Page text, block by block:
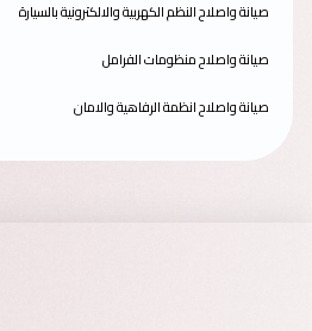
صيانة واصلاح النظم الكهربية والالكترونية بالسيارة
صيانة واصلاح منظومات الفرامل
صيانة واصلاح انظمة الرفاهية والامان